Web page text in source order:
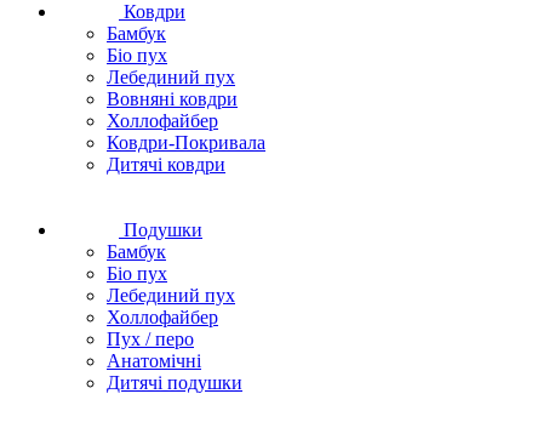
Ковдри
Бамбук
Біо пух
Лебединий пух
Вовняні ковдри
Холлофайбер
Ковдри-Покривала
Дитячі ковдри
Подушки
Бамбук
Біо пух
Лебединий пух
Холлофайбер
Пух / перо
Анатомічні
Дитячі подушки